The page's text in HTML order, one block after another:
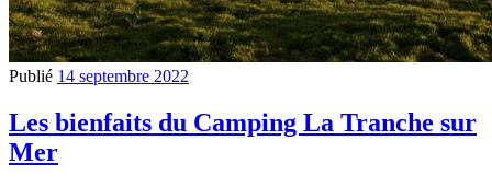
Publié 14 septembre 2022
Les bienfaits du Camping La Tranche sur
Mer